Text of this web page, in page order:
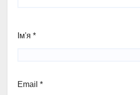
Ім'я *
Email *